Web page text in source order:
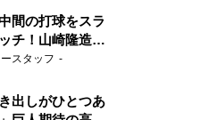
間の打球をスラ
チ！山崎隆造氏
ら…」
スタッフ
出しがひとつあ